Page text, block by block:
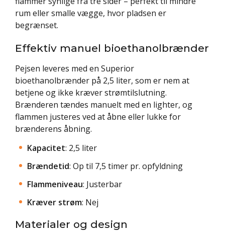
rum eller smalle vægge, hvor pladsen er
begrænset.
Effektiv manuel bioethanolbrænder
Pejsen leveres med en Superior
bioethanolbrænder på 2,5 liter, som er nem at
betjene og ikke kræver strømtilslutning.
Brænderen tændes manuelt med en lighter, og
flammen justeres ved at åbne eller lukke for
brænderens åbning.
Kapacitet: 2,5 liter
Brændetid: Op til 7,5 timer pr. opfyldning
Flammeniveau: Justerbar
Kræver strøm: Nej
Materialer og design